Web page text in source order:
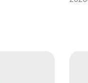
维与站长提供
建议